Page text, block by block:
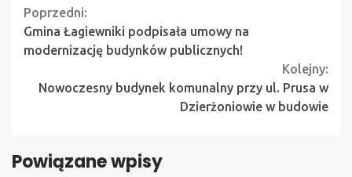
Continue
Reading
Poprzedni:
Gmina Łagiewniki podpisała umowy na
modernizację budynków publicznych!
Kolejny:
Nowoczesny budynek komunalny przy ul. Prusa w
Dzierżoniowie w budowie
Powiązane wpisy